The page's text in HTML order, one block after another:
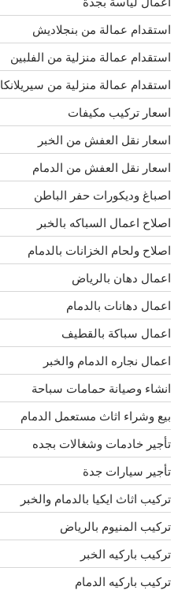
استقدام عمالة من بنجلاديش
استقدام عمالة منزلية من الفلبين
استقدام عمالة منزلية من سيريلانكا
اسعار تركيب مكيفات
اسعار نقل العفش من الخبر
اسعار نقل العفش من الدمام
اصباغ وديكورات حفر الباطن
اصلاح اعمال السباكه بالخبر
اصلاح ولحام الخزانات بالدمام
اعمال دهان بالرياض
اعمال دهانات بالدمام
اعمال سباكة بالقطيف
اعمال نجاره الدمام والخبر
انشاء وصيانة حمامات سباحة
بيع وشراء اثاث مستعمل الدمام
تأجير خادمات وشغالات بجده
تأجير سيارات جدة
تركيب اثاث ايكيا بالدمام والخبر
تركيب المنيوم بالرياض
تركيب باركيه الخبر
تركيب باركيه الدمام